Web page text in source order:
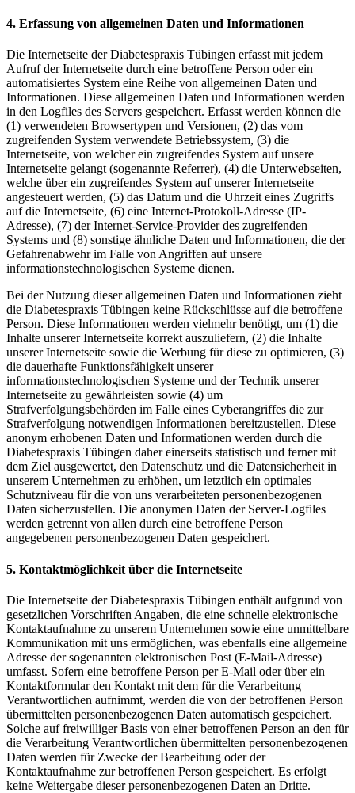
4. Erfassung von allgemeinen Daten und Informationen
Die Internetseite der Diabetespraxis Tübingen erfasst mit jedem
Aufruf der Internetseite durch eine betroffene Person oder ein
automatisiertes System eine Reihe von allgemeinen Daten und
Informationen. Diese allgemeinen Daten und Informationen werden
in den Logfiles des Servers gespeichert. Erfasst werden können die
(1) verwendeten Browsertypen und Versionen, (2) das vom
zugreifenden System verwendete Betriebssystem, (3) die
Internetseite, von welcher ein zugreifendes System auf unsere
Internetseite gelangt (sogenannte Referrer), (4) die Unterwebseiten,
welche über ein zugreifendes System auf unserer Internetseite
angesteuert werden, (5) das Datum und die Uhrzeit eines Zugriffs
auf die Internetseite, (6) eine Internet-Protokoll-Adresse (IP-
Adresse), (7) der Internet-Service-Provider des zugreifenden
Systems und (8) sonstige ähnliche Daten und Informationen, die der
Gefahrenabwehr im Falle von Angriffen auf unsere
informationstechnologischen Systeme dienen.
Bei der Nutzung dieser allgemeinen Daten und Informationen zieht
die Diabetespraxis Tübingen keine Rückschlüsse auf die betroffene
Person. Diese Informationen werden vielmehr benötigt, um (1) die
Inhalte unserer Internetseite korrekt auszuliefern, (2) die Inhalte
unserer Internetseite sowie die Werbung für diese zu optimieren, (3)
die dauerhafte Funktionsfähigkeit unserer
informationstechnologischen Systeme und der Technik unserer
Internetseite zu gewährleisten sowie (4) um
Strafverfolgungsbehörden im Falle eines Cyberangriffes die zur
Strafverfolgung notwendigen Informationen bereitzustellen. Diese
anonym erhobenen Daten und Informationen werden durch die
Diabetespraxis Tübingen daher einerseits statistisch und ferner mit
dem Ziel ausgewertet, den Datenschutz und die Datensicherheit in
unserem Unternehmen zu erhöhen, um letztlich ein optimales
Schutzniveau für die von uns verarbeiteten personenbezogenen
Daten sicherzustellen. Die anonymen Daten der Server-Logfiles
werden getrennt von allen durch eine betroffene Person
angegebenen personenbezogenen Daten gespeichert.
5. Kontaktmöglichkeit über die Internetseite
Die Internetseite der Diabetespraxis Tübingen enthält aufgrund von
gesetzlichen Vorschriften Angaben, die eine schnelle elektronische
Kontaktaufnahme zu unserem Unternehmen sowie eine unmittelbare
Kommunikation mit uns ermöglichen, was ebenfalls eine allgemeine
Adresse der sogenannten elektronischen Post (E-Mail-Adresse)
umfasst. Sofern eine betroffene Person per E-Mail oder über ein
Kontaktformular den Kontakt mit dem für die Verarbeitung
Verantwortlichen aufnimmt, werden die von der betroffenen Person
übermittelten personenbezogenen Daten automatisch gespeichert.
Solche auf freiwilliger Basis von einer betroffenen Person an den für
die Verarbeitung Verantwortlichen übermittelten personenbezogenen
Daten werden für Zwecke der Bearbeitung oder der
Kontaktaufnahme zur betroffenen Person gespeichert. Es erfolgt
keine Weitergabe dieser personenbezogenen Daten an Dritte.